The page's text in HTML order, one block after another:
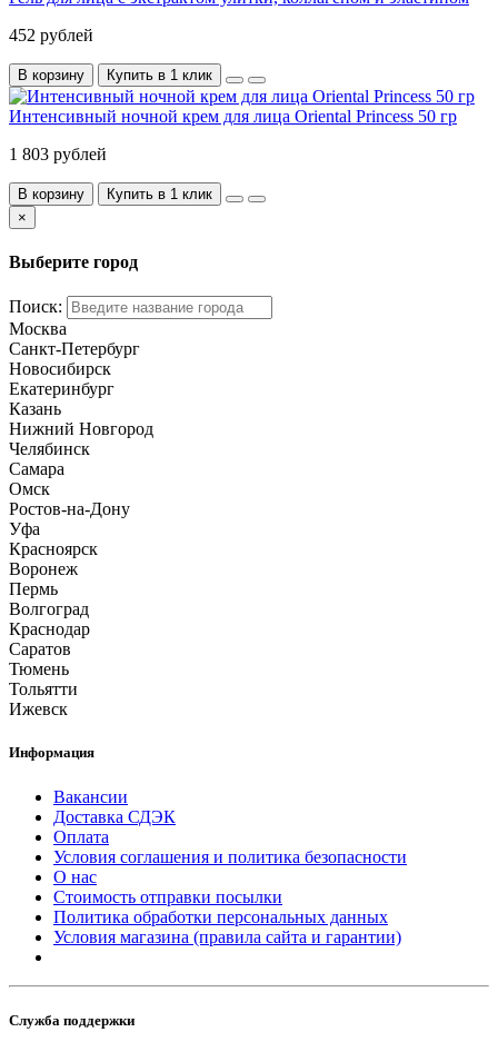
452 рублей
В корзину Купить в 1 клик
Интенсивный ночной крем для лица Oriental Princess 50 гр
1 803 рублей
В корзину
Купить в 1 клик
×
Выберите город
Поиск:
Москва
Санкт-Петербург
Новосибирск
Екатеринбург
Казань
Нижний Новгород
Челябинск
Самара
Омск
Ростов-на-Дону
Уфа
Красноярск
Воронеж
Пермь
Волгоград
Краснодар
Саратов
Тюмень
Тольятти
Ижевск
Информация
Вакансии
Доставка СДЭК
Оплата
Условия соглашения и политика безопасности
О нас
Стоимость отправки посылки
Политика обработки персональных данных
Условия магазина (правила сайта и гарантии)
Служба поддержки